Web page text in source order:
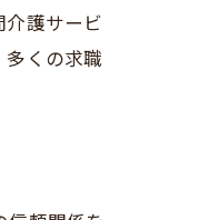
介護サービ
多くの求職